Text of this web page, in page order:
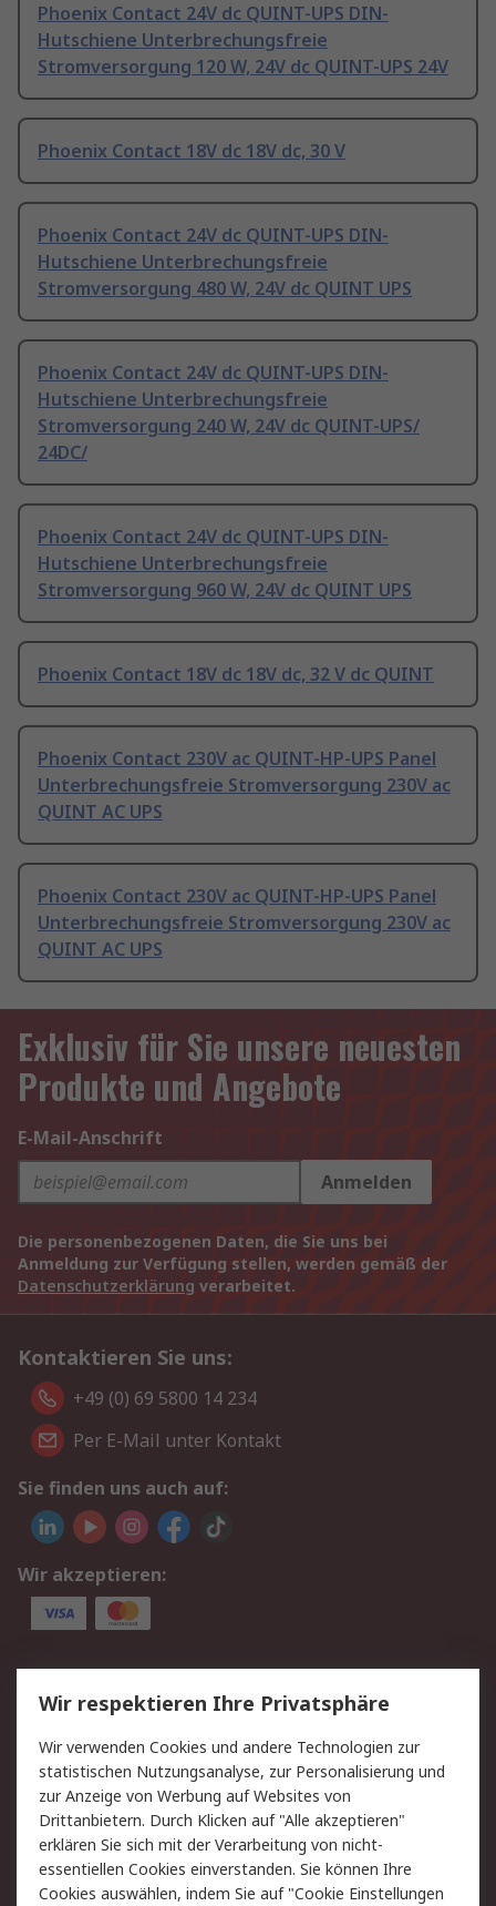
Phoenix Contact 24V dc QUINT-UPS DIN-
Hutschiene Unterbrechungsfreie
Stromversorgung 120 W, 24V dc QUINT-UPS 24V
Phoenix Contact 18V dc 18V dc, 30 V
Phoenix Contact 24V dc QUINT-UPS DIN-
Hutschiene Unterbrechungsfreie
Stromversorgung 480 W, 24V dc QUINT UPS
Phoenix Contact 24V dc QUINT-UPS DIN-
Hutschiene Unterbrechungsfreie
Stromversorgung 240 W, 24V dc QUINT-UPS/
24DC/
Phoenix Contact 24V dc QUINT-UPS DIN-
Hutschiene Unterbrechungsfreie
Stromversorgung 960 W, 24V dc QUINT UPS
Phoenix Contact 18V dc 18V dc, 32 V dc QUINT
Phoenix Contact 230V ac QUINT-HP-UPS Panel
Unterbrechungsfreie Stromversorgung 230V ac
QUINT AC UPS
Phoenix Contact 230V ac QUINT-HP-UPS Panel
Unterbrechungsfreie Stromversorgung 230V ac
QUINT AC UPS
Exklusiv für Sie unsere neuesten
Produkte und Angebote
E-Mail-Anschrift
Anmelden
Die personenbezogenen Daten, die Sie uns bei
Anmeldung zur Verfügung stellen, werden gemäß der
Datenschutzerklärung verarbeitet.
Kontaktieren Sie uns:
+49 (0) 69 5800 14 234
Per E-Mail unter Kontakt
Sie finden uns auch auf:
Wir akzeptieren:
Service
Value Added Services
Lieferlösungen
Rücksendungen
Kontakt
Hilfe
Privatkunden
Rechtliches
AGB
Datenschutz
Wir respektieren Ihre Privatsphäre
Wir verwenden Cookies und andere Technologien zur
statistischen Nutzungsanalyse, zur Personalisierung und
zur Anzeige von Werbung auf Websites von
Drittanbietern. Durch Klicken auf "Alle akzeptieren"
erklären Sie sich mit der Verarbeitung von nicht-
essentiellen Cookies einverstanden. Sie können Ihre
Cookies auswählen, indem Sie auf "Cookie Einstellungen